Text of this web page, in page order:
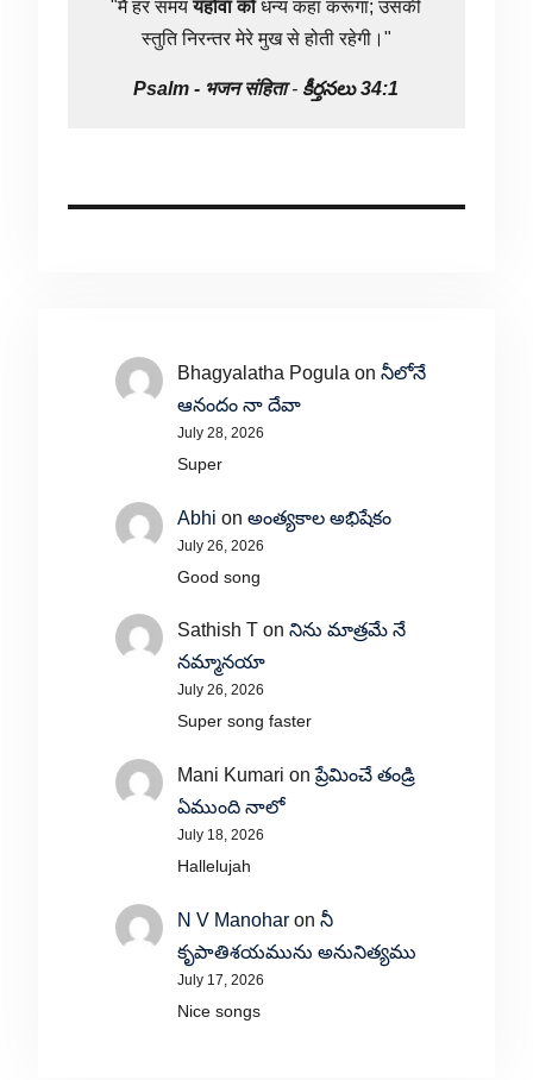
"मैं हर समययहोवा कोधन्य कहा करूंगा; उसकी
स्तुति निरन्तर मेरे मुख से होती रहेगी।"
Psalm - भजन संहिता- కీర్తనలు 34:1
Bhagyalatha Pogula on నీలోనే
ఆనందం నా దేవా
July 28, 2026
Super
Abhi on అంత్యకాల అభిషేకం
July 26, 2026
Good song
Sathish Ton నిను మాత్రమే నే
నమ్మానయా
July 26, 2026
Super song faster
Mani Kumari onప్రేమించే తండ్రి
ఏముంది నాలో
July 18, 2026
Hallelujah
N V Manoharon నీ
కృపాతిశయమును అనునిత్యము
July 17, 2026
Nice songs